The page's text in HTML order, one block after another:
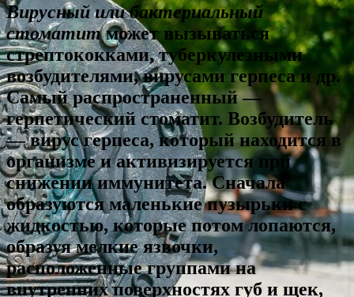
Вирусный или бактериальный
стоматитможет вызываться
стрептококками, туберкулезными
возбудителями, вирусами герпеса и др.
Самый распространенный —
герпетический стоматит. Возбудитель
— вирус герпеса, который находится в
организме и активизируется при
снижении иммунитета. Сначала
образуются маленькие пузырьки с
жидкостью, которые потом лопаются,
образуя мелкие язвочки,
расположенные группами на
внутренних поверхностях губ и щек,